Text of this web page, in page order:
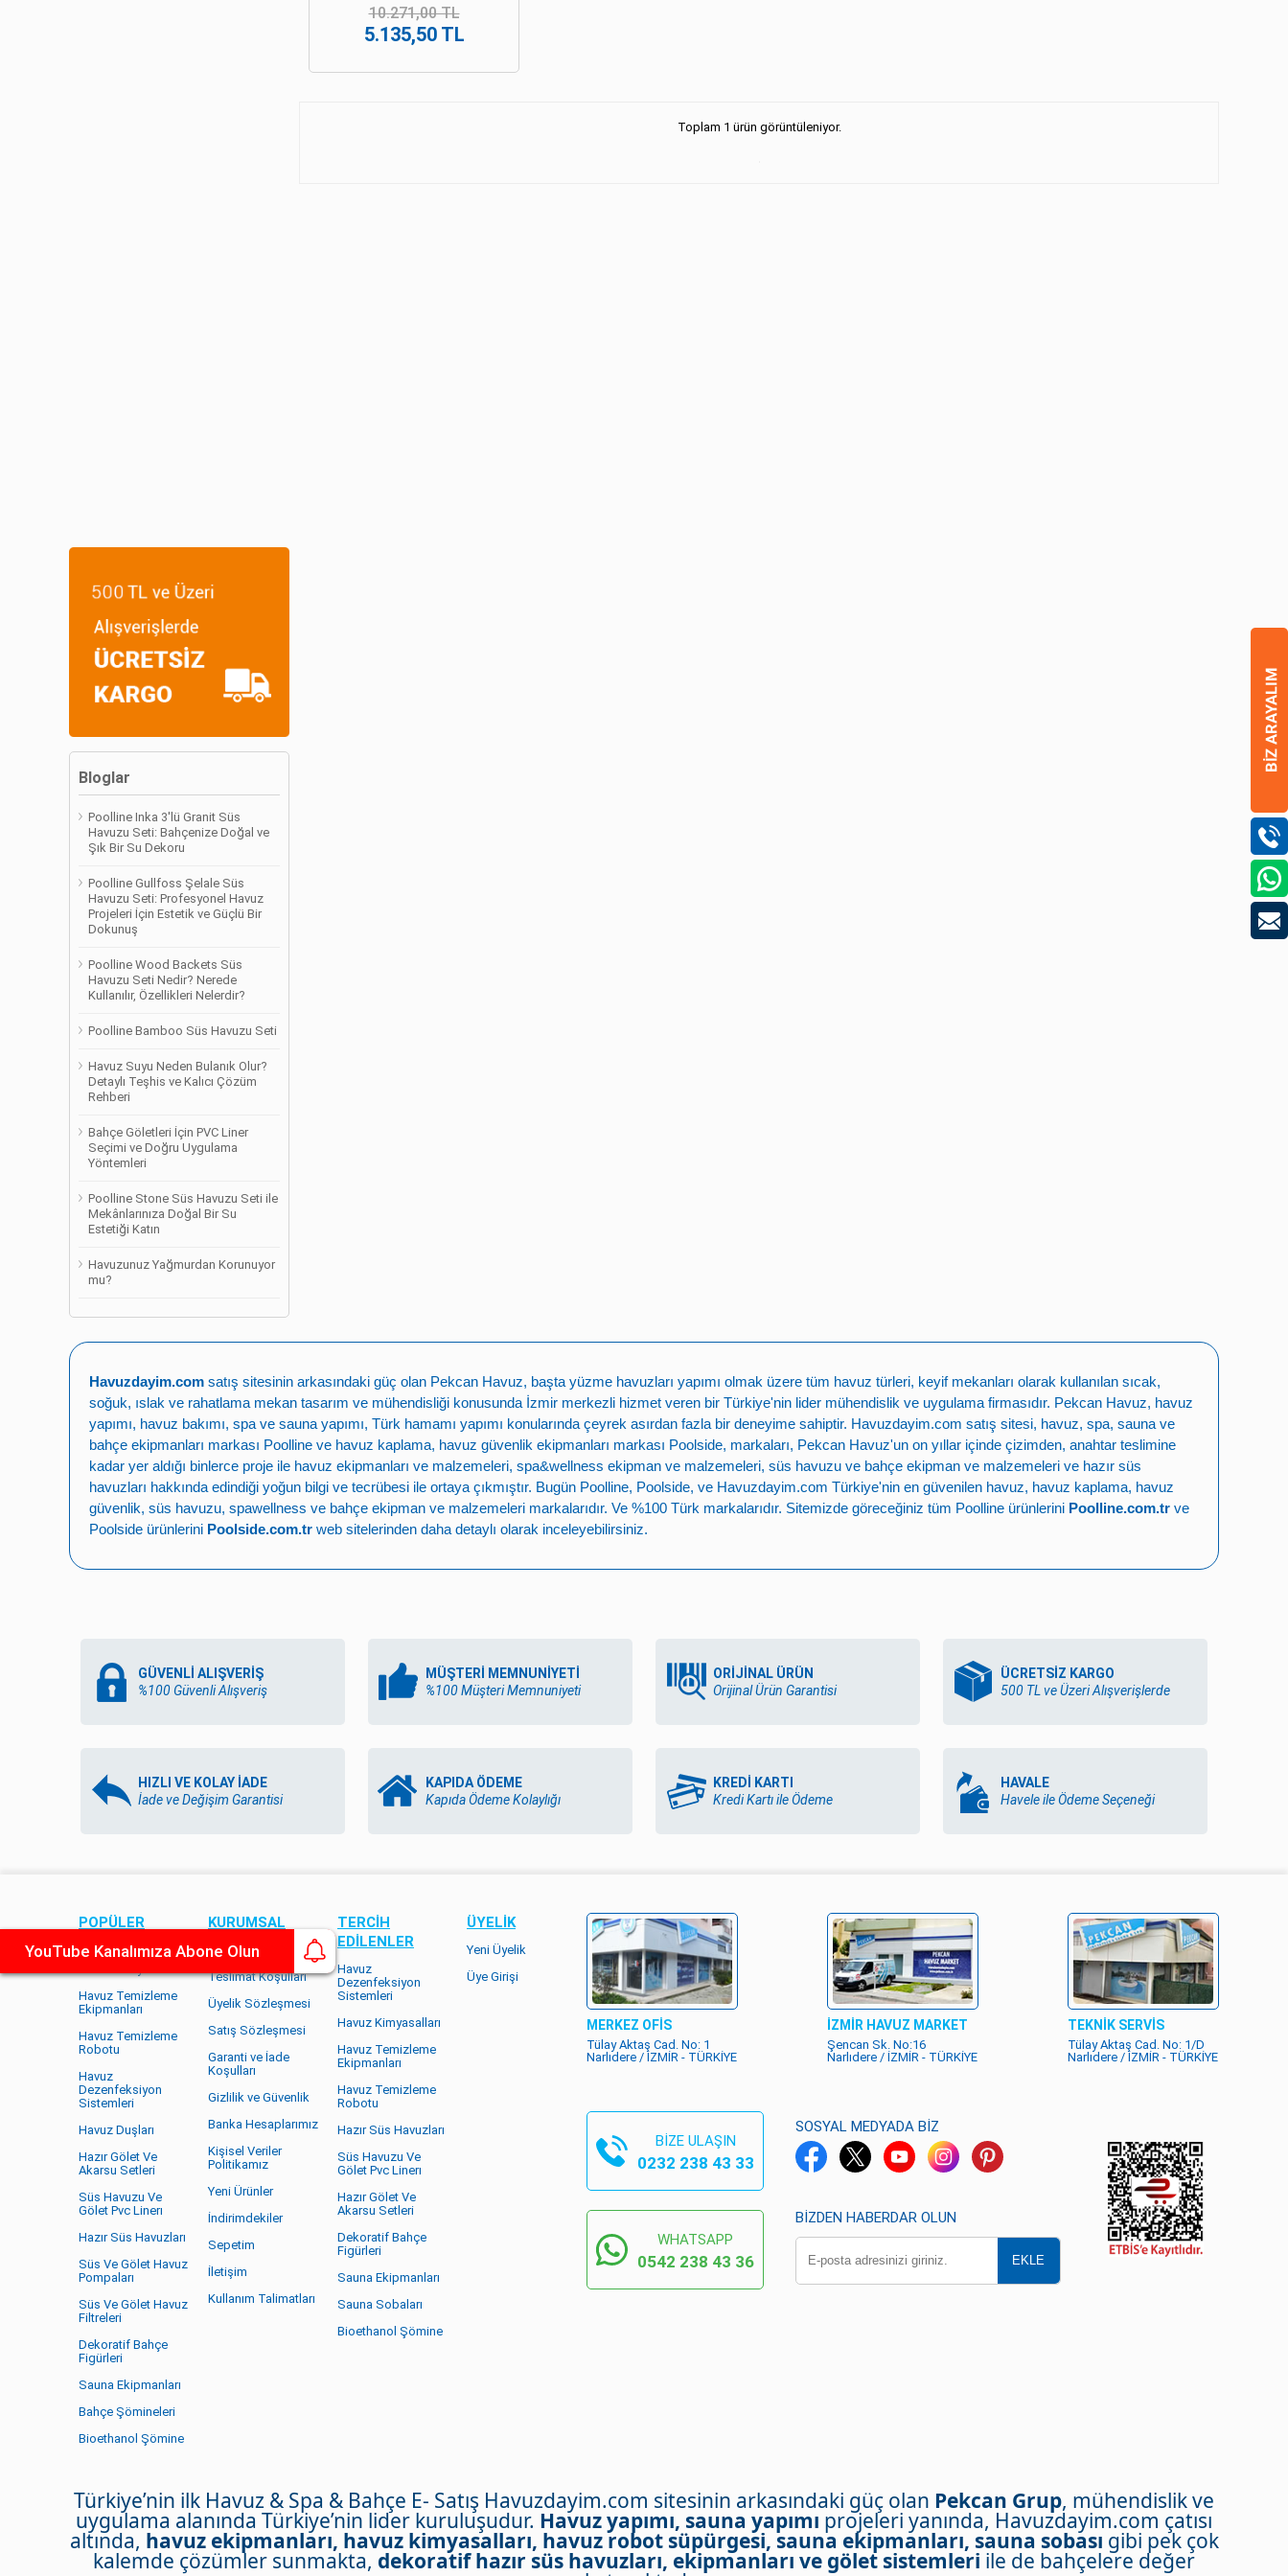
Bloglar
Poolline Inka 3'lü Granit Süs
Havuzu Seti: Bahçenize Doğal ve
Şık Bir Su Dekoru
Poolline Gullfoss Şelale Süs
Havuzu Seti: Profesyonel Havuz
Projeleri İçin Estetik ve Güçlü Bir
Dokunuş
Poolline Wood Backets Süs
Havuzu Seti Nedir? Nerede
Kullanılır, Özellikleri Nelerdir?
Poolline Bamboo Süs Havuzu Seti
Havuz Suyu Neden Bulanık Olur?
Detaylı Teşhis ve Kalıcı Çözüm
Rehberi
Bahçe Göletleri İçin PVC Liner
Seçimi ve Doğru Uygulama
Yöntemleri
Poolline Stone Süs Havuzu Seti ile
Mekânlarınıza Doğal Bir Su
Estetiği Katın
Havuzunuz Yağmurdan Korunuyor
mu?
10.271,00 TL
5.135,50 TL
Toplam 1 ürün görüntüleniyor.
YouTube Kanalımıza Abone Olun
Havuzdayim.com satış sitesinin arkasındaki güç olan Pekcan Havuz, başta yüzme havuzları yapımı olmak üzere tüm havuz türleri, keyif mekanları olarak kullanılan sıcak,
soğuk, ıslak ve rahatlama mekan tasarım ve mühendisliği konusunda İzmir merkezli hizmet veren bir Türkiye'nin lider mühendislik ve uygulama firmasıdır. Pekcan Havuz, havuz
yapımı, havuz bakımı, spa ve sauna yapımı, Türk hamamı yapımı konularında çeyrek asırdan fazla bir deneyime sahiptir. Havuzdayim.com satış sitesi, havuz, spa, sauna ve
bahçe ekipmanları markası Poolline ve havuz kaplama, havuz güvenlik ekipmanları markası Poolside, markaları, Pekcan Havuz'un on yıllar içinde çizimden, anahtar teslimine
kadar yer aldığı binlerce proje ile havuz ekipmanları ve malzemeleri, spa&wellness ekipman ve malzemeleri, süs havuzu ve bahçe ekipman ve malzemeleri ve hazır süs
havuzları hakkında edindiği yoğun bilgi ve tecrübesi ile ortaya çıkmıştır. Bugün Poolline, Poolside, ve Havuzdayim.com Türkiye'nin en güvenilen havuz, havuz kaplama, havuz
güvenlik, süs havuzu, spawellness ve bahçe ekipman ve malzemeleri markalarıdır. Ve %100 Türk markalarıdır. Sitemizde göreceğiniz tüm Poolline ürünlerini Poolline.com.tr ve
Poolside ürünlerini Poolside.com.tr web sitelerinden daha detaylı olarak inceleyebilirsiniz.
GÜVENLİ ALIŞVERİŞ
%100 Güvenli Alışveriş
MÜŞTERİ MEMNUNİYETİ
%100 Müşteri Memnuniyeti
ORİJİNAL ÜRÜN
Orijinal Ürün Garantisi
ÜCRETSİZ KARGO
500 TL ve Üzeri Alışverişlerde
HIZLI VE KOLAY İADE
İade ve Değişim Garantisi
KAPIDA ÖDEME
Kapıda Ödeme Kolaylığı
KREDİ KARTI
Kredi Kartı ile Ödeme
HAVALE
Havele ile Ödeme Seçeneği
POPÜLER
KATEGORILER
Havuz Temizleme
Ekipmanları
Havuz Temizleme
Robotu
Havuz
Dezenfeksiyon
Sistemleri
Havuz Duşları
Hazır Gölet Ve
Akarsu Setleri
Süs Havuzu Ve
Gölet Pvc Linerı
Hazır Süs Havuzları
Süs Ve Gölet Havuz
Pompaları
Süs Ve Gölet Havuz
Filtreleri
Dekoratif Bahçe
Figürleri
Sauna Ekipmanları
Bahçe Şömineleri
Bioethanol Şömine
KURUMSAL
Hakkımızda
Teslimat Koşulları
Üyelik Sözleşmesi
Satış Sözleşmesi
Garanti ve İade
Koşulları
Gizlilik ve Güvenlik
Banka Hesaplarımız
Kişisel Veriler
Politikamız
Yeni Ürünler
İndirimdekiler
Sepetim
İletişim
Kullanım Talimatları
TERCİH
EDİLENLER
Havuz
Dezenfeksiyon
Sistemleri
Havuz Kimyasalları
Havuz Temizleme
Ekipmanları
Havuz Temizleme
Robotu
Hazır Süs Havuzları
Süs Havuzu Ve
Gölet Pvc Linerı
Hazır Gölet Ve
Akarsu Setleri
Dekoratif Bahçe
Figürleri
Sauna Ekipmanları
Sauna Sobaları
Bioethanol Şömine
ÜYELIK
Yeni Üyelik
Üye Girişi
MERKEZ OFİS
Tülay Aktaş Cad. No: 1
Narlıdere / İZMİR - TÜRKİYE
İZMİR HAVUZ MARKET
Şencan Sk. No:16
Narlıdere / İZMİR - TÜRKİYE
TEKNİK SERVİS
Tülay Aktaş Cad. No: 1/D
Narlıdere / İZMİR - TÜRKİYE
BİZE ULAŞIN
0232 238 43 33
WHATSAPP
0542 238 43 36
SOSYAL MEDYADA BİZ
BIZDEN HABERDAR OLUN
Türkiye’nin ilk Havuz & Spa & Bahçe E- Satış Havuzdayim.com sitesinin arkasındaki güç olan Pekcan Grup, mühendislik ve
uygulama alanında Türkiye’nin lider kuruluşudur. Havuz yapımı, sauna yapımı projeleri yanında, Havuzdayim.com çatısı
altında, havuz ekipmanları, havuz kimyasalları, havuz robot süpürgesi, sauna ekipmanları, sauna sobası gibi pek çok
kalemde çözümler sunmakta, dekoratif hazır süs havuzları, ekipmanları ve gölet sistemleri ile de bahçelere değer